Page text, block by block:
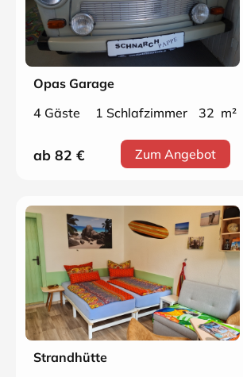
Opas Garage
4 Gäste
1 Schlafzimmer 32 m²
ab 82 € Zum Angebot
Strandhütte